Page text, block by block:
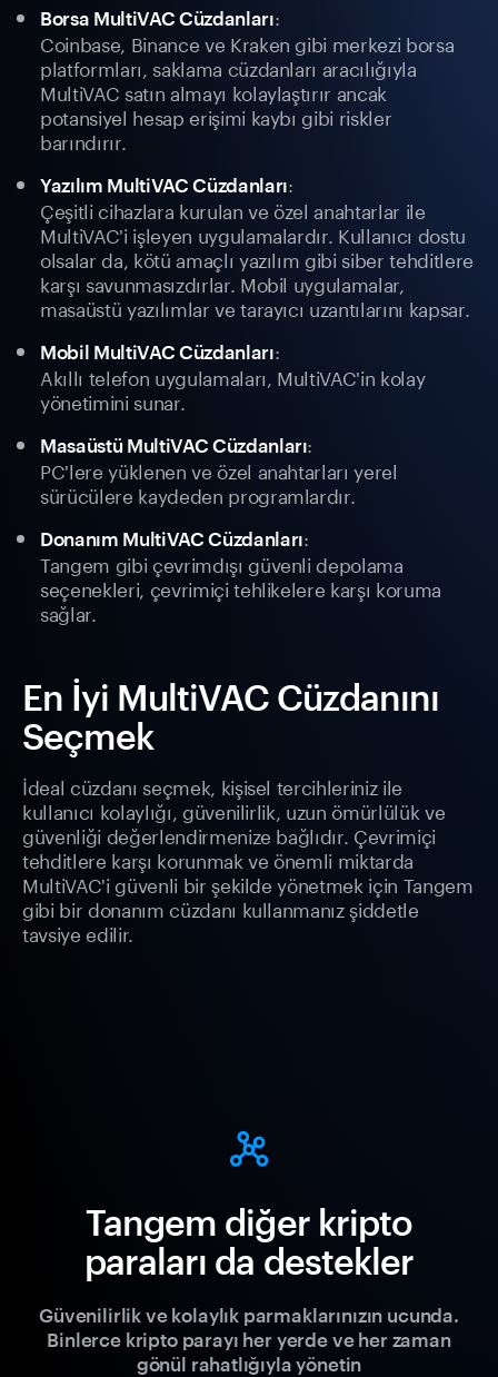
Borsa MultiVAC Cüzdanları:
Coinbase, Binance ve Kraken gibi merkezi borsa
platformları, saklama cüzdanları aracılığıyla
MultiVAC satın almayı kolaylaştırır ancak
potansiyel hesap erişimi kaybı gibi riskler
barındırır.
Yazılım MultiVAC Cüzdanları:
Çeşitli cihazlara kurulan ve özel anahtarlar ile
MultiVAC'i işleyen uygulamalardır. Kullanıcı dostu
olsalar da, kötü amaçlı yazılım gibi siber tehditlere
karşı savunmasızdırlar. Mobil uygulamalar,
masaüstü yazılımlar ve tarayıcı uzantılarını kapsar.
Mobil MultiVAC Cüzdanları:
Akıllı telefon uygulamaları, MultiVAC'in kolay
yönetimini sunar.
Masaüstü MultiVAC Cüzdanları:
PC'lere yüklenen ve özel anahtarları yerel
sürücülere kaydeden programlardır.
Donanım MultiVAC Cüzdanları:
Tangem gibi çevrimdışı güvenli depolama
seçenekleri, çevrimiçi tehlikelere karşı koruma
sağlar.
En İyi MultiVAC Cüzdanını
Seçmek
İdeal cüzdanı seçmek, kişisel tercihleriniz ile
kullanıcı kolaylığı, güvenilirlik, uzun ömürlülük ve
güvenliği değerlendirmenize bağlıdır. Çevrimiçi
tehditlere karşı korunmak ve önemli miktarda
MultiVAC'i güvenli bir şekilde yönetmek için Tangem
gibi bir donanım cüzdanı kullanmanız şiddetle
tavsiye edilir.
Tangem diğer kripto
paraları da destekler
Güvenilirlik ve kolaylık parmaklarınızın ucunda.
Binlerce kripto parayı her yerde ve her zaman
gönül rahatlığıyla yönetin